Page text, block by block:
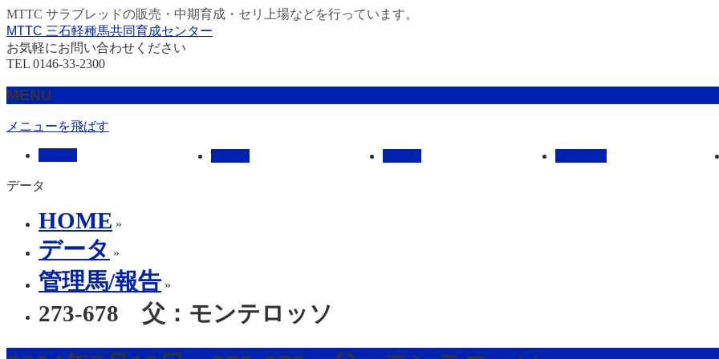
MTTC サラブレッドの販売・中期育成・セリ上場などを行っています。
MTTC 三石軽種馬共同育成センター
お気軽にお問い合わせください
TEL 0146-33-2300
MENU
メニューを飛ばす
データ
HOME »
データ »
管理馬/報告 »
273-678 父：モンテロッソ